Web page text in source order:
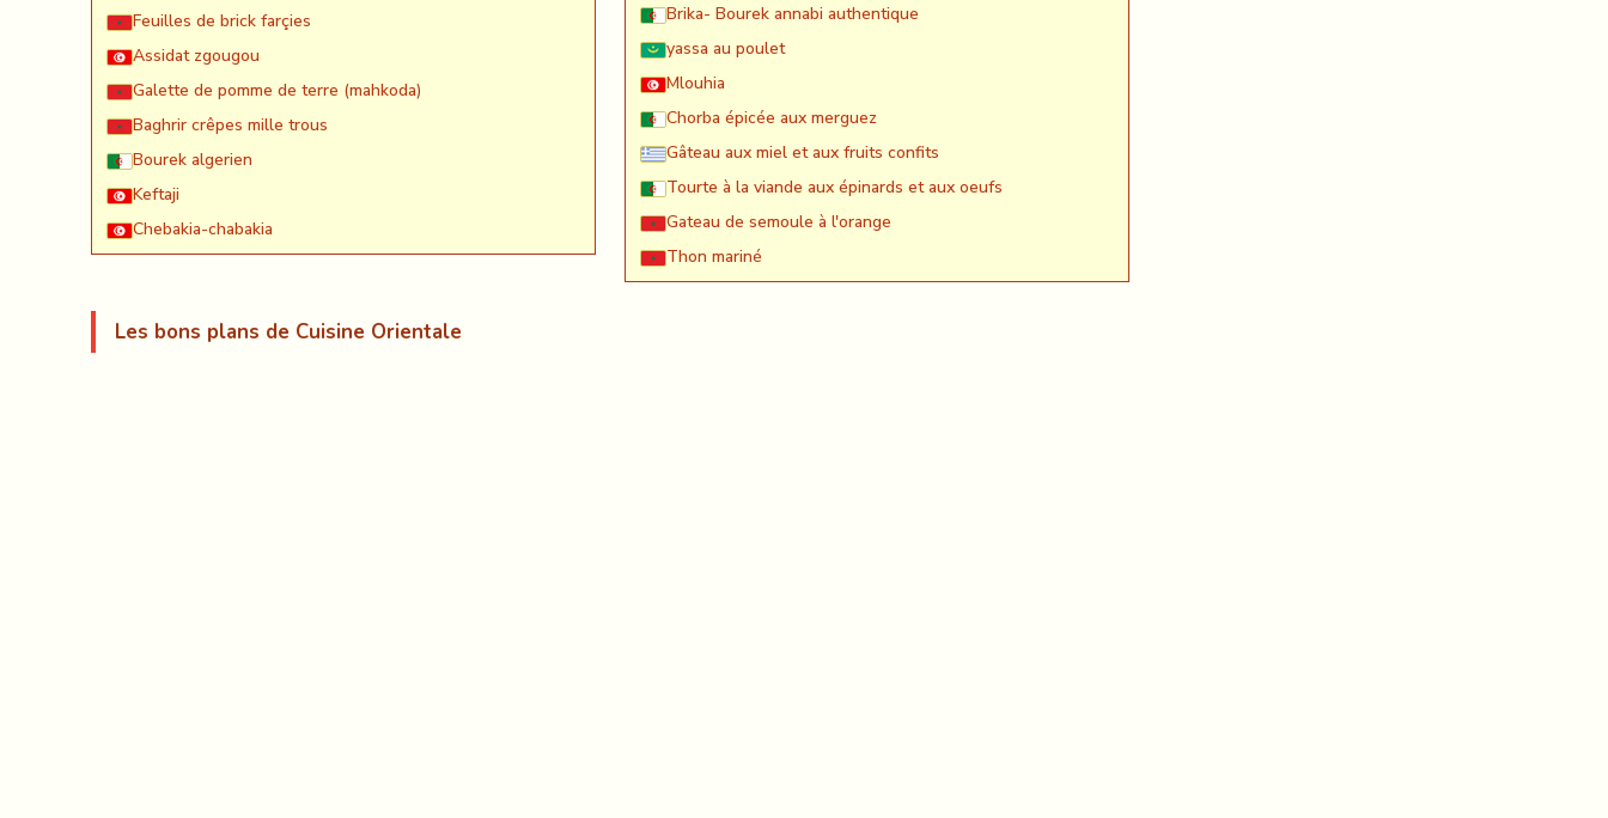
Feuilles de brick farçies
Assidat zgougou
Galette de pomme de terre (mahkoda)
Baghrir crêpes mille trous
Bourek algerien
Keftaji
Chebakia-chabakia
Brika- Bourek annabi authentique
yassa au poulet
Mlouhia
Chorba épicée aux merguez
Gâteau aux miel et aux fruits confits
Tourte à la viande aux épinards et aux oeufs
Gateau de semoule à l'orange
Thon mariné
Les bons plans de Cuisine Orientale